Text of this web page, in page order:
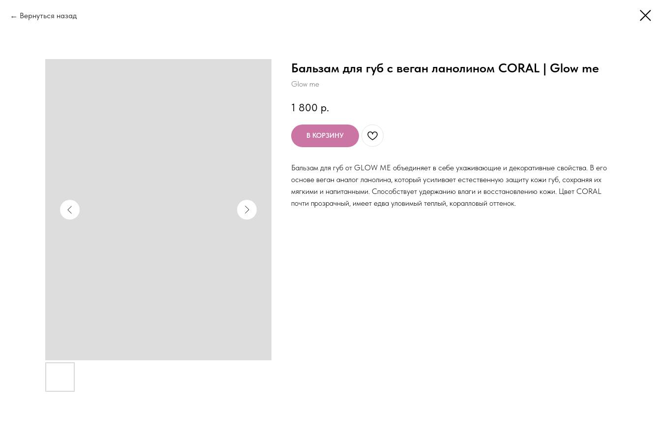
Вернуться назад
Бальзам для губ с веган ланолином CORAL | Glow me
Glow me
1 800 р.
В КОРЗИНУ
Бальзам для губ от GLOW ME объединяет в себе ухаживающие и декоративные свойства. В его
основе веган аналог ланолина, который усиливает естественную защиту кожи губ, сохраняя их
мягкими и напитанными. Способствует удержанию влаги и восстановлению кожи. Цвет CORAL
почти прозрачный, имеет едва уловимый теплый, коралловый оттенок.